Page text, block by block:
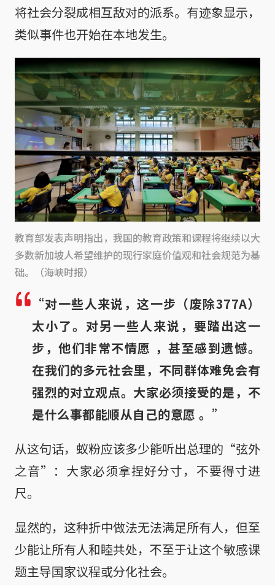
将社会分裂成相互敌对的派系。有迹象显示，
类似事件也开始在本地发生。
教育部发表声明指出，我国的教育政策和课程将继续以大
多数新加坡人希望维护的现行家庭价值观和社会规范为基
础。（海峡时报）
“对一些人来说，这一步（废除377A）
太小了。对另一些人来说，要踏出这一
步，他们非常不情愿 ，甚至感到遗憾。
在我们的多元社会里，不同群体难免会有
强烈的对立观点。大家必须接受的是，不
是什么事都能顺从自己的意愿 。”
从这句话，蚁粉应该多少能听出总理的“弦外
之音”：大家必须拿捏好分寸，不要得寸进
尺。
显然的，这种折中做法无法满足所有人，但至
少能让所有人和睦共处，不至于让这个敏感课
题主导国家议程或分化社会。